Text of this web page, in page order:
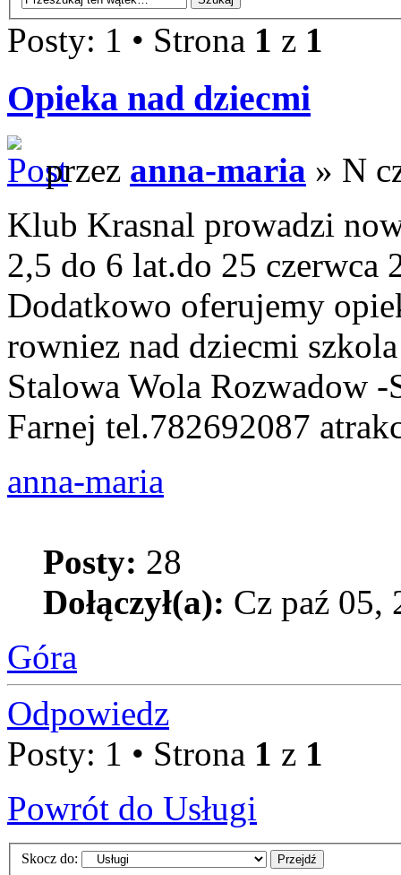
Posty: 1 • Strona 1 z 1
Opieka nad dziecmi
przez anna-maria » N
Klub Krasnal prowadzi
2,5 do 6 lat.do 25 czerwca
Dodatkowo oferujemy
rowniez nad dziecmi
Stalowa Wola Rozwadow
Farnej tel.782692087
anna-maria
Posty: 28
Dołączył(a): Cz paź 05,
Góra
Odpowiedz
Posty: 1 • Strona 1 z 1
Powrót do Usługi
Skocz do: